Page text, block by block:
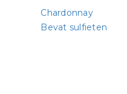
Chardonnay
Bevat sulfieten